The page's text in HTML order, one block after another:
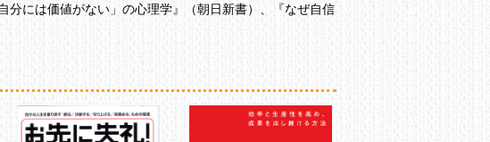
分には価値がない」の心理学』（朝日新書）、『なぜ自信